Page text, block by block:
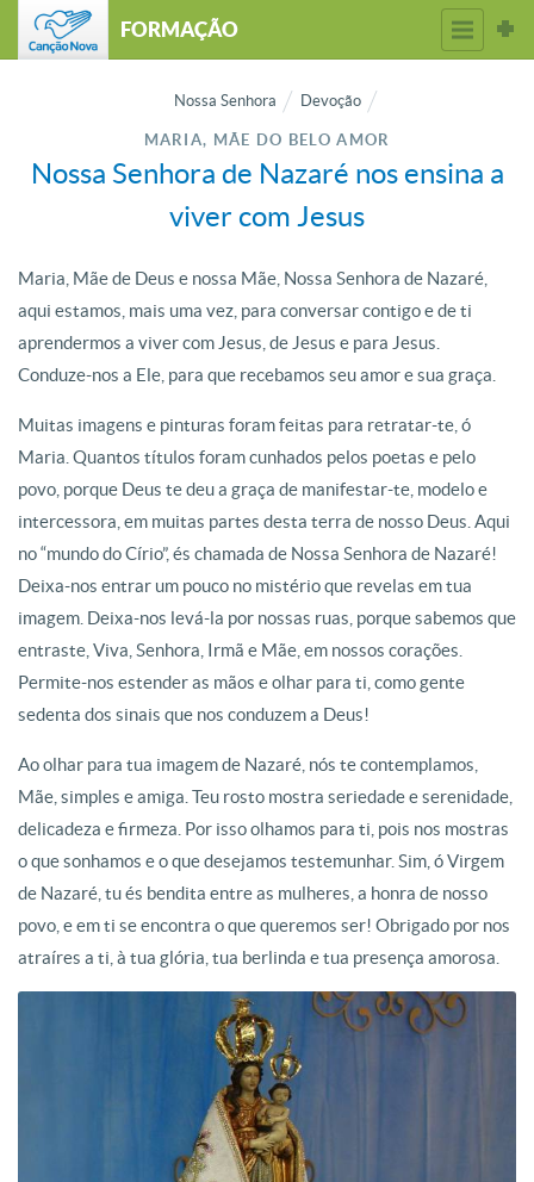
FORMAÇÃO
Nossa Senhora Devoção
MARIA, MÃE DO BELO AMOR
Nossa Senhora de Nazaré nos ensina a
viver com Jesus
Maria, Mãe de Deus e nossa Mãe, Nossa Senhora de Nazaré,
aqui estamos, mais uma vez, para conversar contigo e de ti
aprendermos a viver com Jesus, de Jesus e para Jesus.
Conduze-nos a Ele, para que recebamos seu amor e sua graça.
Muitas imagens e pinturas foram feitas para retratar-te, ó
Maria. Quantos títulos foram cunhados pelos poetas e pelo
povo, porque Deus te deu a graça de manifestar-te, modelo e
intercessora, em muitas partes desta terra de nosso Deus. Aqui
no “mundo do Círio”, és chamada de Nossa Senhora de Nazaré!
Deixa-nos entrar um pouco no mistério que revelas em tua
imagem. Deixa-nos levá-la por nossas ruas, porque sabemos que
entraste, Viva, Senhora, Irmã e Mãe, em nossos corações.
Permite-nos estender as mãos e olhar para ti, como gente
sedenta dos sinais que nos conduzem a Deus!
Ao olhar para tua imagem de Nazaré, nós te contemplamos,
Mãe, simples e amiga. Teu rosto mostra seriedade e serenidade,
delicadeza e firmeza. Por isso olhamos para ti, pois nos mostras
o que sonhamos e o que desejamos testemunhar. Sim, ó Virgem
de Nazaré, tu és bendita entre as mulheres, a honra de nosso
povo, e em ti se encontra o que queremos ser! Obrigado por nos
atraíres a ti, à tua glória, tua berlinda e tua presença amorosa.